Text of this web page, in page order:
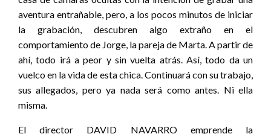
aventura entrañable, pero, a los pocos minutos de iniciar
la grabación, descubren algo extraño en el
comportamiento de Jorge, la pareja de Marta. A partir de
ahí, todo irá a peor y sin vuelta atrás. Así, todo da un
vuelco en la vida de esta chica. Continuará con su trabajo,
sus allegados, pero ya nada será como antes. Ni ella
misma.
El director DAVID NAVARRO emprende la